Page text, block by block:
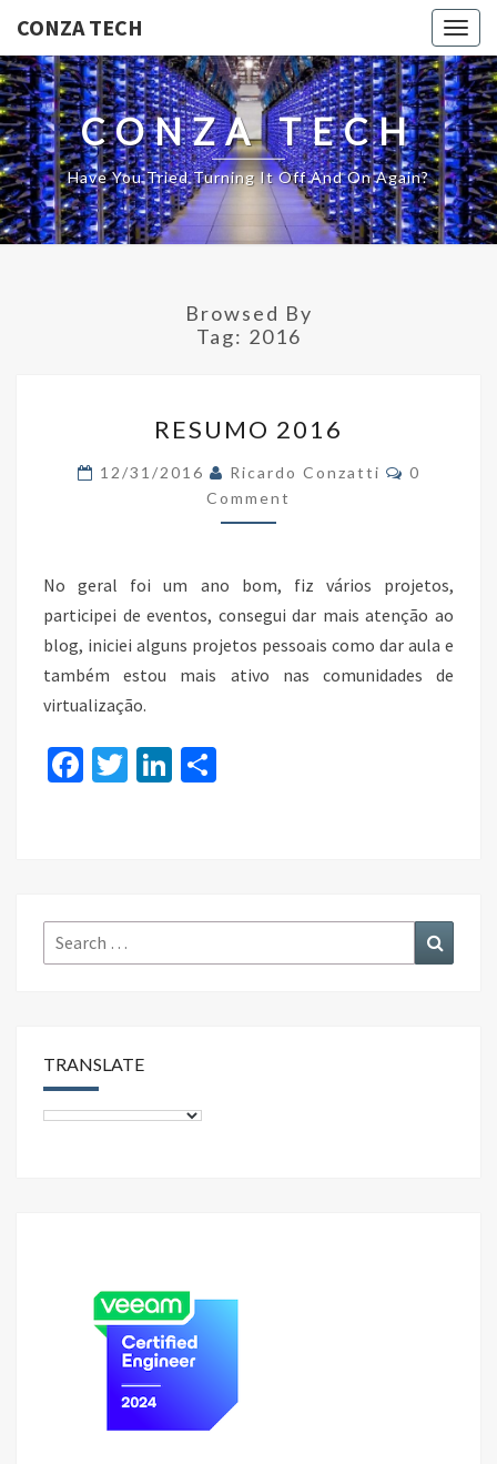
CONZA TECH
CONZA TECH
Have You Tried Turning It Off And On Again?
Browsed By
Tag: 2016
2016
RESUMO 2016
12/31/2016 Ricardo Conzatti Comments
0
Comment
No geral foi um ano bom, fiz vários projetos,
participei de eventos, consegui dar mais atenção ao
blog, iniciei alguns projetos pessoais como dar aula e
também estou mais ativo nas comunidades de
virtualização.
Fa
k
T
Li
Search
for:
TRANSLATE